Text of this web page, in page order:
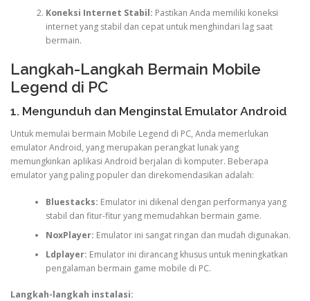
Koneksi Internet Stabil: Pastikan Anda memiliki koneksi
internet yang stabil dan cepat untuk menghindari lag saat
bermain.
Langkah-Langkah Bermain Mobile
Legend di PC
1. Mengunduh dan Menginstal Emulator Android
Untuk memulai bermain Mobile Legend di PC, Anda memerlukan
emulator Android, yang merupakan perangkat lunak yang
memungkinkan aplikasi Android berjalan di komputer. Beberapa
emulator yang paling populer dan direkomendasikan adalah:
Bluestacks: Emulator ini dikenal dengan performanya yang
stabil dan fitur-fitur yang memudahkan bermain game.
NoxPlayer: Emulator ini sangat ringan dan mudah digunakan.
Ldplayer: Emulator ini dirancang khusus untuk meningkatkan
pengalaman bermain game mobile di PC.
Langkah-langkah instalasi: